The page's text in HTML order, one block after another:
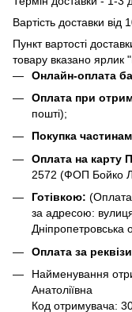
Вартість доставки від
Пункт вартості
товару вказано ярлик
Онлайн-оплата
Оплата при
пошті);
Покупка
Оплата на карту
2572 (ФОП Бойко
Готівкою: (Оплата
за адресою:
Дніпропетровська
Оплата за
Найменування
Анатоліївна
Код отримувача: